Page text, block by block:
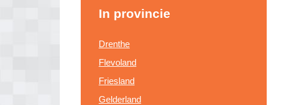
In provincie
Drenthe
Flevoland
Friesland
Gelderland